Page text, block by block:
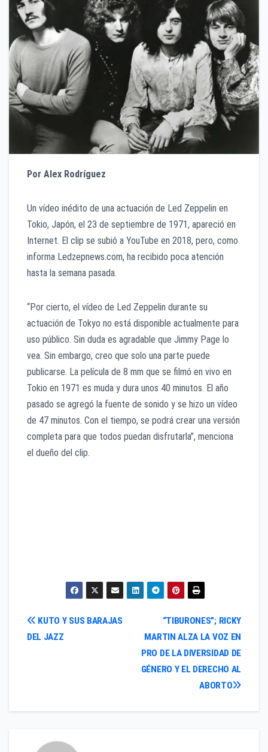
Por Alex Rodríguez
Un vídeo inédito de una actuación de Led Zeppelin en
Tokio, Japón, el 23 de septiembre de 1971, apareció en
Internet. El clip se subió a YouTube en 2018, pero, como
informa Ledzepnews.com, ha recibido poca atención
hasta la semana pasada.
“Por cierto, el vídeo de Led Zeppelin durante su
actuación de Tokyo no está disponible actualmente para
uso público. Sin duda es agradable que Jimmy Page lo
vea. Sin embargo, creo que solo una parte puede
publicarse. La película de 8 mm que se filmó en vivo en
Tokio en 1971 es muda y dura unos 40 minutos. El año
pasado se agregó la fuente de sonido y se hizo un vídeo
de 47 minutos. Con el tiempo, se podrá crear una versión
completa para que todos puedan disfrutarla”, menciona
el dueño del clip.
Navegación
“TIBURONES”; RICKY
MARTIN ALZA LA VOZ EN
PRO DE LA DIVERSIDAD DE
GÉNERO Y EL DERECHO AL
ABORTO
KUTO Y SUS BARAJAS
DEL JAZZ